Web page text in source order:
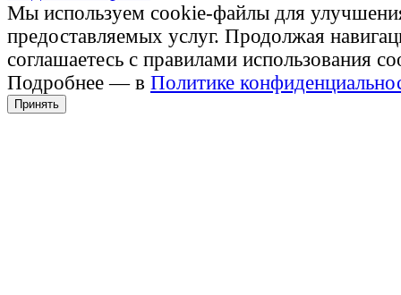
Мы используем cookie-файлы для
предоставляемых услуг. Продолжая
соглашаетесь с правилами использования
Подробнее — в Политике
Принять